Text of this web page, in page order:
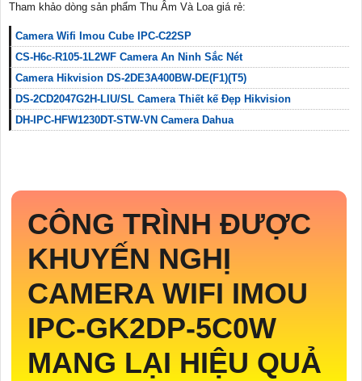
Tham khảo dòng sản phẩm Thu Âm Và Loa giá rẻ:
Camera Wifi Imou Cube IPC-C22SP
CS-H6c-R105-1L2WF Camera An Ninh Sắc Nét
Camera Hikvision DS-2DE3A400BW-DE(F1)(T5)
DS-2CD2047G2H-LIU/SL Camera Thiết kế Đẹp Hikvision
DH-IPC-HFW1230DT-STW-VN Camera Dahua
CÔNG TRÌNH ĐƯỢC
KHUYẾN NGHỊ
CAMERA WIFI IMOU
IPC-GK2DP-5C0W
MANG LẠI HIỆU QUẢ